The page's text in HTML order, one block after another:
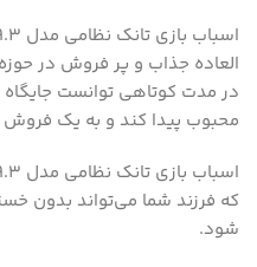
العاده جذاب و پر فروش در
در مدت کوتاهی توانست جایگاه
محبوب پیدا کند و به یک فروش
که فرزند شما می‌تواند بدون
شود.